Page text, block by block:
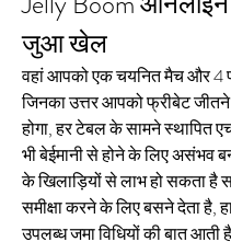
जुआ खेल
वहां आपको एक चयनित मैच और 4
जिनका उत्तर आपको फ्रीबेट
होगा, हर टेबल के सामने स्थापित
भी बेईमानी से होने के लिए असंभव
के खिलाड़ियों से लाभ हो सकता है
समीक्षा करने के लिए बसने देता है,
उपलब्ध जमा विधियों की बात आती